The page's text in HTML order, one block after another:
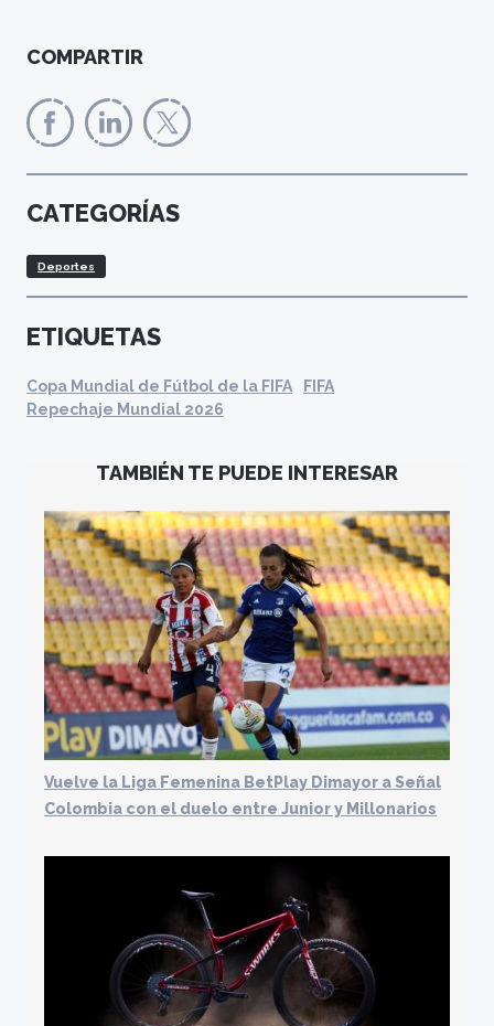
COMPARTIR
CATEGORÍAS
Deportes
ETIQUETAS
Copa Mundial de Fútbol de la FIFA
FIFA
Repechaje Mundial 2026
TAMBIÉN TE PUEDE INTERESAR
Vuelve la Liga Femenina BetPlay Dimayor a Señal
Colombia con el duelo entre Junior y Millonarios